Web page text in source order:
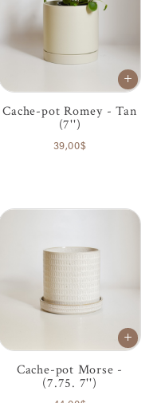
Cache-pot Romey - Tan
(7'')
39,00$
Cache-pot Morse -
(7.75. 7'')